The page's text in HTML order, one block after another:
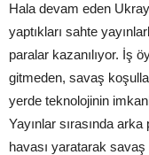
Hala devam eden
yaptıkları sahte
paralar kazanılıyor. İş
gitmeden, savaş
yerde teknolojinin
Yayınlar sırasında
havası yaratarak savaş